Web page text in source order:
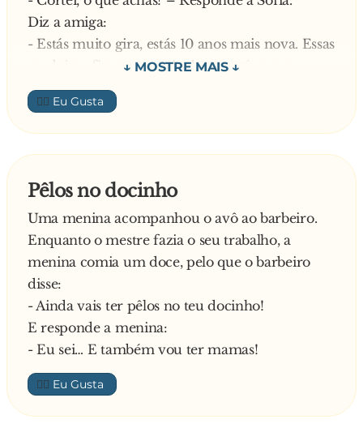
Diz a amiga:
- Estás muito gira, estás 10 anos mais nova. Essas
madeixas ficam-te muito bem, está mesmo
muita gira, vou fazer umas iguais!
Para ser simpática diz a Sofia:
- Óh Carla, é impressão minha ou estás mais
magra?
- É verdade amiga, fiz uma pequena dieta agora
para o verão…
Meia hora de conversa depois. Lá se despedem:
- Olha Sofia, querida, tenho de ir, adoro-te!
Beijinhos e dá beijinhos também ao teu
namorado!
Responde a amiga:
- Está bem Carla, gostei de te ver, beijinhos…
Carla fica a pensar:
- “Esta miúda ficou ridícula com aquele corte
de cabelo! Será que ela não se vê ao espelho? E o
👍🏼
Pêlos no docinho
Uma menina acompanhou o avô ao barbeiro.
Enquanto o mestre fazia o seu trabalho, a
menina comia um doce, pelo que o barbeiro
disse:
- Ainda vais ter pêlos no teu docinho!
E responde a menina:
- Eu sei… E também vou ter mamas!
👍🏼